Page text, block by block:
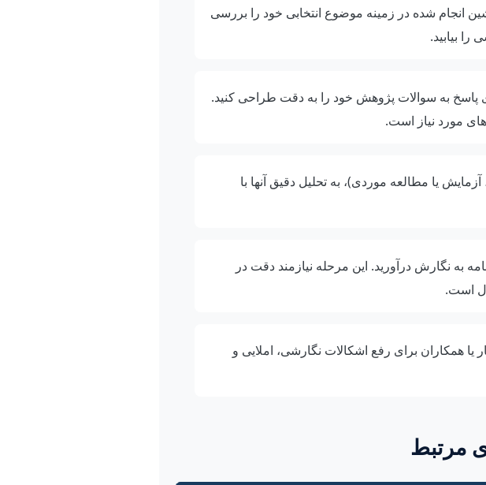
انجام شده در زمینه موضوع انتخابی خود را بررسی
بیابید.
پاسخ به سوالات پژوهش خود را به دقت طراحی کنید.
مورد نیاز است.
یا مطالعه موردی)، به تحلیل دقیق آنها با
به نگارش درآورید. این مرحله نیازمند دقت در
است.
یا همکاران برای رفع اشکالات نگارشی، املایی و
مرتبط